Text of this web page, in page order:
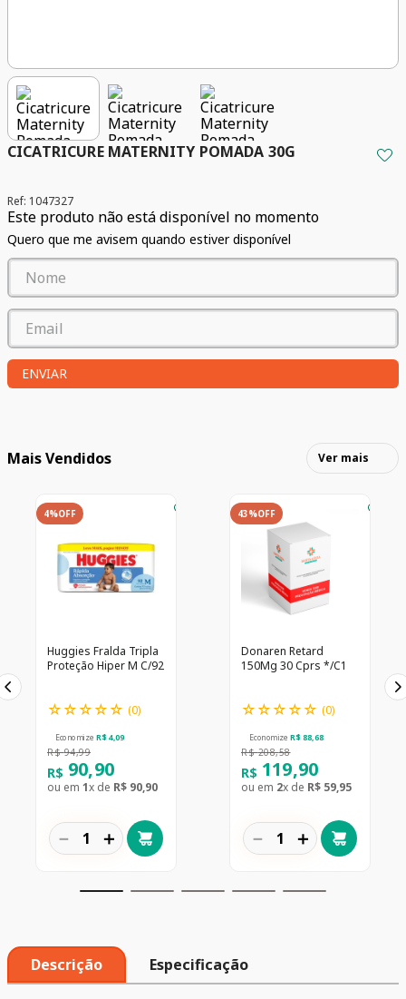
CICATRICURE MATERNITY POMADA 30G
Ref: 1047327
Este produto não está disponível no momento
Quero que me avisem quando estiver disponível
ENVIAR
Mais Vendidos Ver mais
4%OFF
Huggies Fralda Tripla
Proteção Hiper M C/92
☆☆☆☆☆ (0)
Economize R$ 4,09
R$ 94,99
R$ 90,90
ou em 1x de R$ 90,90
＋
－
43%OFF
Donaren Retard
150Mg 30 Cprs */C1
☆☆☆☆☆ (0)
Economize R$ 88,68
R$ 208,58
R$ 119,90
ou em 2x de R$ 59,95
＋
－
Descrição Especificação